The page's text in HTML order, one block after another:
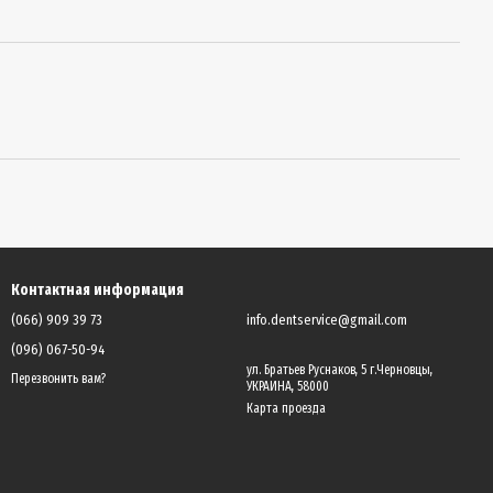
Контактная информация
(066) 909 39 73
(096) 067-50-94
Перезвонить вам?
info.dentservice@gmail.com
ул. Братьев Руснаков, 5 г.Черновцы,
УКРАИНА, 58000
Карта проезда